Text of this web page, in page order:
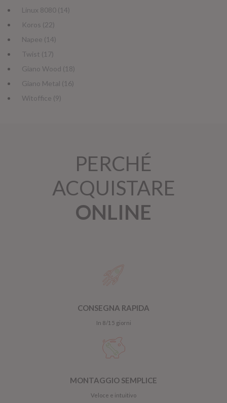
Linux 8080 (14)
Koros (22)
Napee (14)
Twist (17)
Giano Wood (18)
Giano Metal (16)
Witoffice (9)
PERCHÉ
ACQUISTARE
ONLINE
CONSEGNA RAPIDA
In 8/15 giorni
MONTAGGIO SEMPLICE
Veloce e intuitivo